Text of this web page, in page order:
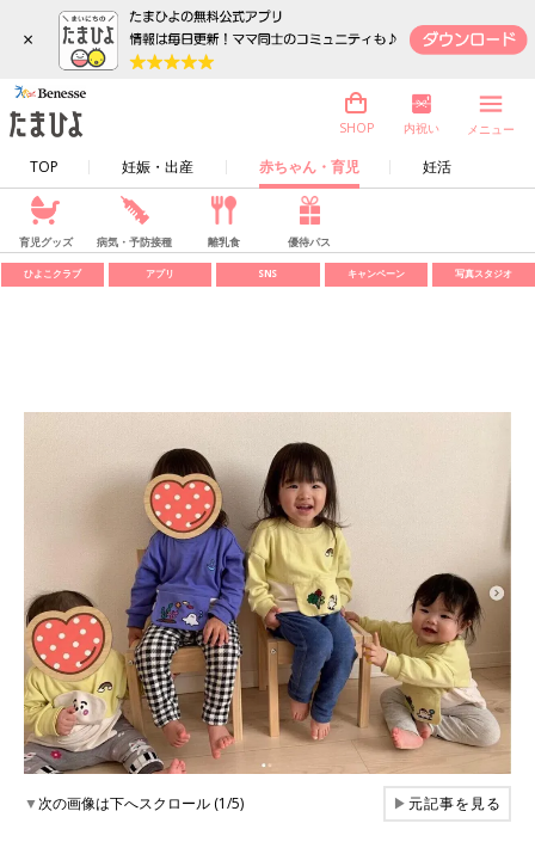
×
TOP 妊娠・出産 赤ちゃん・育児 妊活
SHOP 内祝い メニュー
育児グッズ 病気・予防接種 離乳食 優待パス
ひよこクラブ アプリ SNS キャンペーン 写真スタジオ
▼次の画像は下へスクロール (1/5) ▶元記事を見る